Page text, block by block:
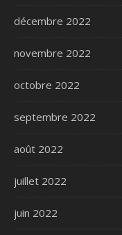
décembre 2022
novembre 2022
octobre 2022
septembre 2022
août 2022
juillet 2022
juin 2022